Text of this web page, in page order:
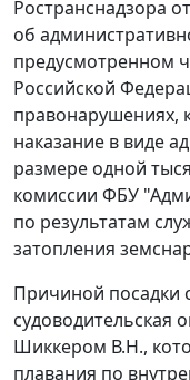
Ространснадзора
об
предусмотренном
Российской
правонарушениях,
наказание в виде
размере одной
комиссии ФБУ
по результатам
затопления
Причиной посадки
Шиккером В.Н.,
плавания по